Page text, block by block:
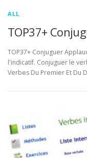
ALL
TOP37+
TOP37+ Conjuguer
l'indicatif. Conjuguer le
Verbes Du Premier Et Du